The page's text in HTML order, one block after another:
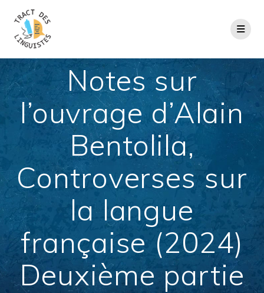
Notes sur
l’ouvrage d’Alain
Bentolila,
Controverses sur
la langue
française (2024)
Deuxième partie